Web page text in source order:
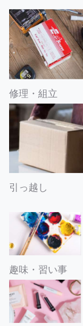
修理・組立
引っ越し
趣味・習い事